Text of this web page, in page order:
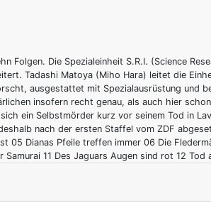
Folgen. Die Spezialeinheit S.R.I. (Science
Tadashi Matoya (Miho Hara) leitet die
ausgestattet mit Spezialausrüstung und
insofern recht genau, als auch hier
ein Selbstmörder kurz vor seinem Tod in
nach der ersten Staffel vom ZDF
05 Dianas Pfeile treffen immer 06 Die
11 Des Jaguars Augen sind rot 12 Tod